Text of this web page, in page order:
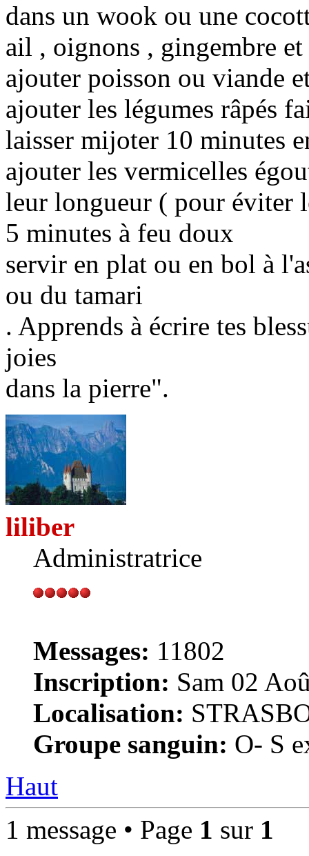
dans un wook ou une
ail , oignons , gingembre
ajouter poisson ou viande
ajouter les légumes râpés
laisser mijoter 10 minutes
ajouter les vermicelles
leur longueur ( pour éviter
5 minutes à feu doux
servir en plat ou en bol à
ou du tamari
. Apprends à écrire tes
joies
dans la pierre".
liliber
Administratrice
Messages: 11802
Inscription: Sam 02
Localisation:
Groupe sanguin: O- S
Haut
1 message • Page 1 sur 1